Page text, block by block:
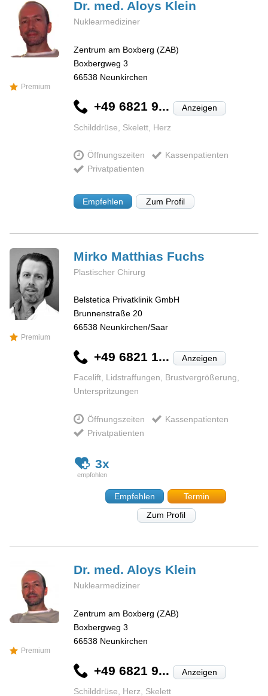
Premium
Dr. med. Aloys Klein
Nuklearmediziner
Zentrum am Boxberg (ZAB)
Boxbergweg 3
66538 Neunkirchen
+49 6821 9... Anzeigen
Schilddrüse, Skelett, Herz
Öffnungszeiten
Kassenpatienten
Privatpatienten
Empfehlen Zum Profil
Premium
Mirko Matthias Fuchs
Plastischer Chirurg
Belstetica Privatklinik GmbH
Brunnenstraße 20
66538 Neunkirchen/Saar
+49 6821 1... Anzeigen
Facelift, Lidstraffungen, Brustvergrößerung,
Unterspritzungen
Öffnungszeiten
Kassenpatienten
Privatpatienten
3x
Empfehlen
Termin
Zum Profil
Premium
Dr. med. Aloys Klein
Nuklearmediziner
Zentrum am Boxberg (ZAB)
Boxbergweg 3
66538 Neunkirchen
+49 6821 9... Anzeigen
Schilddrüse, Herz, Skelett